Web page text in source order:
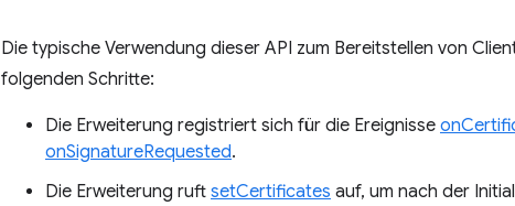
Die typische Verwendung dieser API zum Bereitstellen von
folgenden Schritte:
Die Erweiterung registriert sich für die Ereignisse
onSignatureRequested.
Die Erweiterung ruft setCertificates auf, um nach der